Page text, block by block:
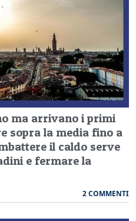
ma arrivano i primi
sopra la media fino a
il caldo serve
e fermare la
2 COMMENTI